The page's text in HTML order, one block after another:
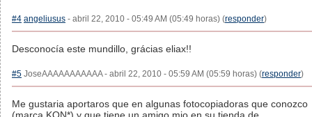
#4 angeliusus - abril 22, 2010 - 05:49 AM (05:49 horas) (responder)
Desconocía este mundillo, grácias eliax!!
#5 JoseAAAAAAAAAAA - abril 22, 2010 - 05:59 AM (05:59 horas) (responder)
Me gustaria aportaros que en algunas fotocopiadoras que conozco